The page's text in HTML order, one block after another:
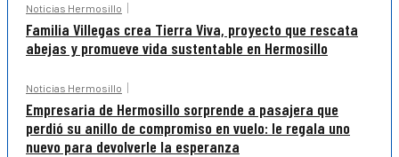
Noticias Hermosillo
Familia Villegas crea Tierra Viva, proyecto que rescata
abejas y promueve vida sustentable en Hermosillo
Noticias Hermosillo
Empresaria de Hermosillo sorprende a pasajera que
perdió su anillo de compromiso en vuelo: le regala uno
nuevo para devolverle la esperanza